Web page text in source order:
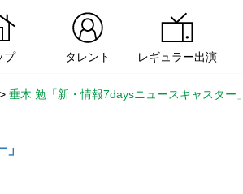
プ タレント レギュラー出演
> 垂木 勉「新・情報7daysニュースキャスター」